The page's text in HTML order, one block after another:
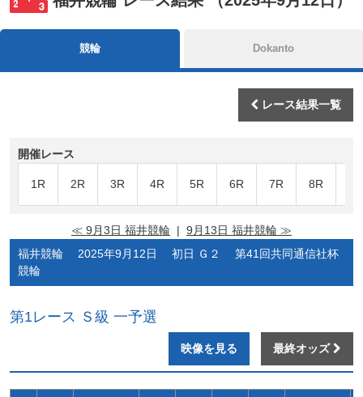
競輪 Dokanto
レース結果一覧
開催レース
1R 2R 3R 4R 5R 6R 7R 8R
≪ 9月3日 福井競輪 | 9月13日 福井競輪 ≫
福井競輪 2025年9月12日 初日 Ｇ２ 第41回共同通信社杯
競輪
第1レース Ｓ級 一予選
映像を見る 最終オッズ